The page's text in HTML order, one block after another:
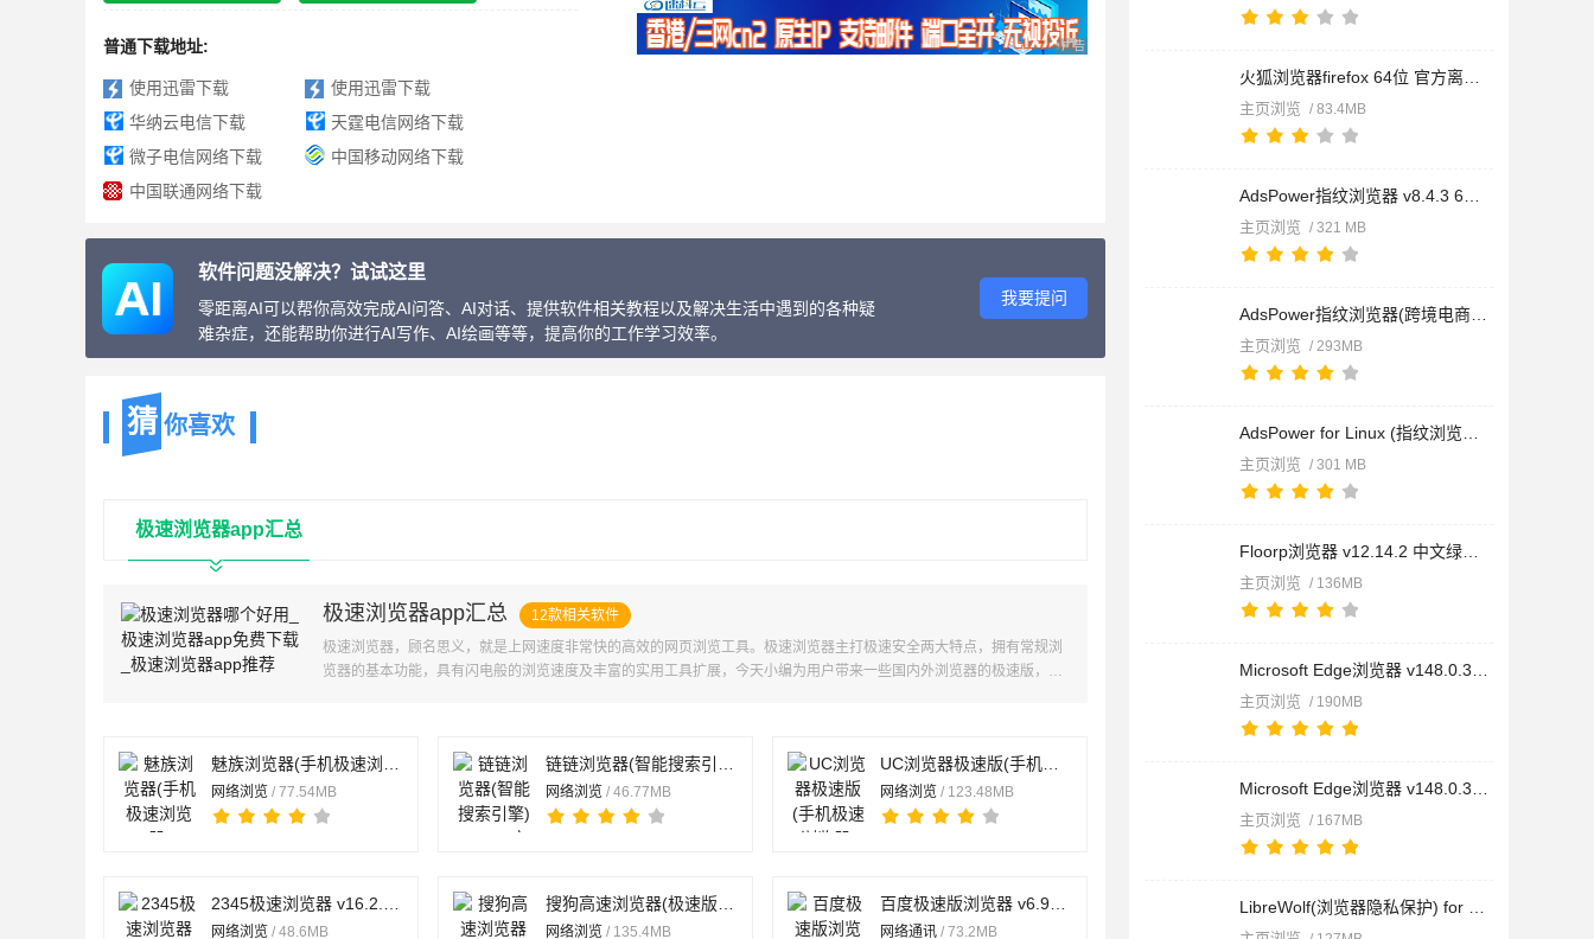
主页浏览 / 83.4MB
主页浏览 / 321 MB
主页浏览 / 293MB
主页浏览 / 301 MB
主页浏览 / 136MB
主页浏览 / 190MB
主页浏览 / 167MB
普通下载地址:
使用迅雷下载
使用迅雷下载
华纳云电信下载
天霆电信网络下载
微子电信网络下载
中国移动网络下载
中国联通网络下载
广告 商业广告，理性选择
软件问题没解决？试试这里
零距离AI可以帮你高效完成AI问答、AI对话、提供软件相关教程以及解决生活中遇到的各种疑
难杂症，还能帮助你进行AI写作、AI绘画等等，提高你的工作学习效率。
我要提问
猜 你喜欢
极速浏览器app汇总
极速浏览器app汇总
12款相关软件
极速浏览器，顾名思义，就是上网速度非常快的高效的网页浏览工具。极速浏览器主打极速安全两大特点，拥有常规浏
览器的基本功能，具有闪电般的浏览速度及丰富的实用工具扩展，今天小编为用户带来一些国内外浏览器的极速版，需
网络浏览 / 77.54MB 网络浏览 / 46.77MB 网络浏览 / 123.48MB
网络浏览 / 48.6MB 网络浏览 / 135.4MB 网络通讯 / 73.2MB